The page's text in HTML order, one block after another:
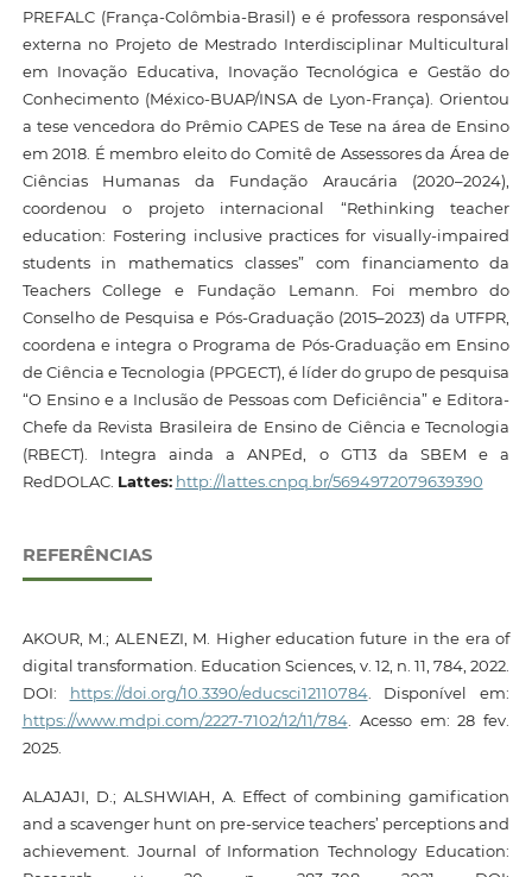
PREFALC (França-Colômbia-Brasil) e é professora responsável
externa no Projeto de Mestrado Interdisciplinar Multicultural
em Inovação Educativa, Inovação Tecnológica e Gestão do
Conhecimento (México-BUAP/INSA de Lyon-França). Orientou
a tese vencedora do Prêmio CAPES de Tese na área de Ensino
em 2018. É membro eleito do Comitê de Assessores da Área de
Ciências Humanas da Fundação Araucária (2020–2024),
coordenou o projeto internacional “Rethinking teacher
education: Fostering inclusive practices for visually-impaired
students in mathematics classes” com financiamento da
Teachers College e Fundação Lemann. Foi membro do
Conselho de Pesquisa e Pós-Graduação (2015–2023) da UTFPR,
coordena e integra o Programa de Pós-Graduação em Ensino
de Ciência e Tecnologia (PPGECT), é líder do grupo de pesquisa
“O Ensino e a Inclusão de Pessoas com Deficiência” e Editora-
Chefe da Revista Brasileira de Ensino de Ciência e Tecnologia
(RBECT). Integra ainda a ANPEd, o GT13 da SBEM e a
RedDOLAC. Lattes: http://lattes.cnpq.br/5694972079639390
REFERÊNCIAS
AKOUR, M.; ALENEZI, M. Higher education future in the era of
digital transformation. Education Sciences, v. 12, n. 11, 784, 2022.
DOI: https://doi.org/10.3390/educsci12110784. Disponível em:
https://www.mdpi.com/2227-7102/12/11/784. Acesso em: 28 fev.
2025.
ALAJAJI, D.; ALSHWIAH, A. Effect of combining gamification
and a scavenger hunt on pre-service teachers’ perceptions and
achievement. Journal of Information Technology Education: